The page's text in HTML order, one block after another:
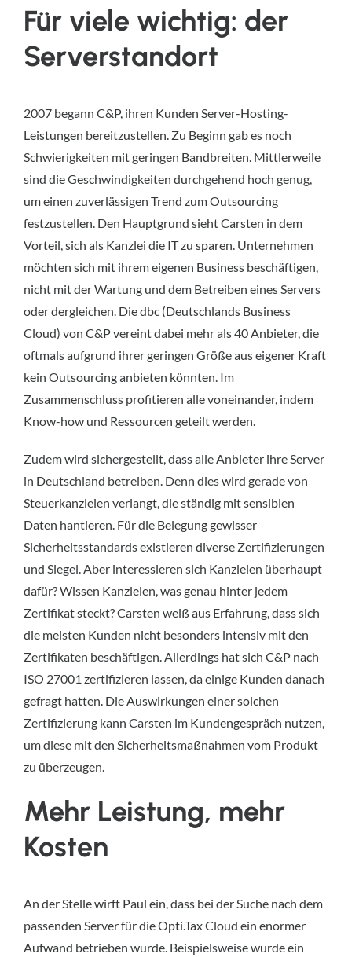
Für viele wichtig: der
Serverstandort
2007 begann C&P, ihren Kunden Server-Hosting-
Leistungen bereitzustellen. Zu Beginn gab es noch
Schwierigkeiten mit geringen Bandbreiten. Mittlerweile
sind die Geschwindigkeiten durchgehend hoch genug,
um einen zuverlässigen Trend zum Outsourcing
festzustellen. Den Hauptgrund sieht Carsten in dem
Vorteil, sich als Kanzlei die IT zu sparen. Unternehmen
möchten sich mit ihrem eigenen Business beschäftigen,
nicht mit der Wartung und dem Betreiben eines Servers
oder dergleichen. Die dbc (Deutschlands Business
Cloud) von C&P vereint dabei mehr als 40 Anbieter, die
oftmals aufgrund ihrer geringen Größe aus eigener Kraft
kein Outsourcing anbieten könnten. Im
Zusammenschluss profitieren alle voneinander, indem
Know-how und Ressourcen geteilt werden.
Zudem wird sichergestellt, dass alle Anbieter ihre Server
in Deutschland betreiben. Denn dies wird gerade von
Steuerkanzleien verlangt, die ständig mit sensiblen
Daten hantieren. Für die Belegung gewisser
Sicherheitsstandards existieren diverse Zertifizierungen
und Siegel. Aber interessieren sich Kanzleien überhaupt
dafür? Wissen Kanzleien, was genau hinter jedem
Zertifikat steckt? Carsten weiß aus Erfahrung, dass sich
die meisten Kunden nicht besonders intensiv mit den
Zertifikaten beschäftigen. Allerdings hat sich C&P nach
ISO 27001 zertifizieren lassen, da einige Kunden danach
gefragt hatten. Die Auswirkungen einer solchen
Zertifizierung kann Carsten im Kundengespräch nutzen,
um diese mit den Sicherheitsmaßnahmen vom Produkt
zu überzeugen.
Mehr Leistung, mehr
Kosten
An der Stelle wirft Paul ein, dass bei der Suche nach dem
passenden Server für die Opti.Tax Cloud ein enormer
Aufwand betrieben wurde. Beispielsweise wurde ein